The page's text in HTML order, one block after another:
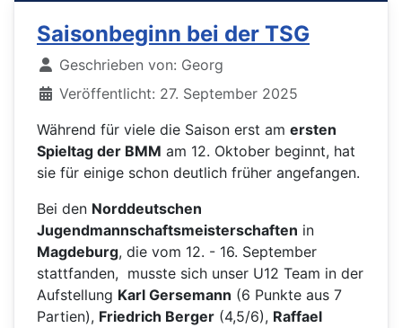
Saisonbeginn bei der TSG
DetailsGeschrieben von: Georg
Veröffentlicht: 27. September 2025
Während für viele die Saison erst am ersten
Spieltag der BMM am 12. Oktober beginnt, hat
sie für einige schon deutlich früher angefangen.
Bei den Norddeutschen
Jugendmannschaftsmeisterschaften in
Magdeburg, die vom 12. - 16. September
stattfanden, musste sich unser U12 Team in der
Aufstellung Karl Gersemann (6 Punkte aus 7
Partien), Friedrich Berger (4,5/6), Raffael